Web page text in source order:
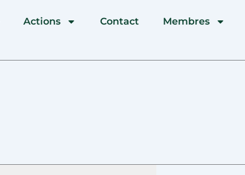
Actions Contact Membres